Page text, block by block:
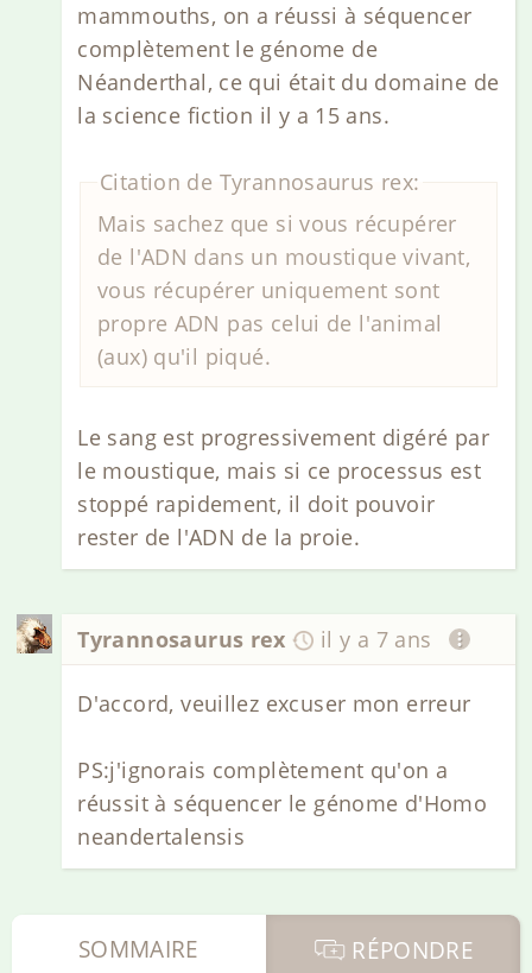
mammouths, on a réussi à séquencer
complètement le génome de
Néanderthal, ce qui était du domaine de
la science fiction il y a 15 ans.
Citation de Tyrannosaurus rex:
Mais sachez que si vous récupérer
de l'ADN dans un moustique vivant,
vous récupérer uniquement sont
propre ADN pas celui de l'animal
(aux) qu'il piqué.
Le sang est progressivement digéré par
le moustique, mais si ce processus est
stoppé rapidement, il doit pouvoir
rester de l'ADN de la proie.
Tyrannosaurus rex il y a 7 ans
D'accord, veuillez excuser mon erreur
PS:j'ignorais complètement qu'on a
réussit à séquencer le génome d'Homo
neandertalensis
RÉPONDRE
SOMMAIRE